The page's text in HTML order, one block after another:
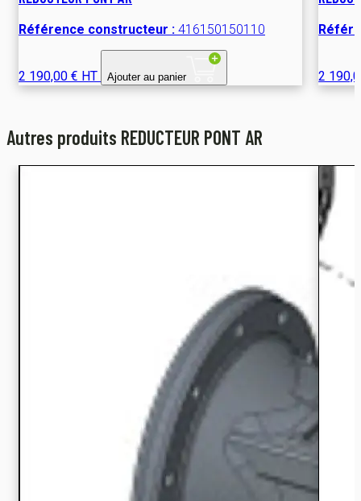
Référence constructeur : 416150150110
2 190,00 € HT Ajouter au panier 2
Autres produits REDUCTEUR PONT AR